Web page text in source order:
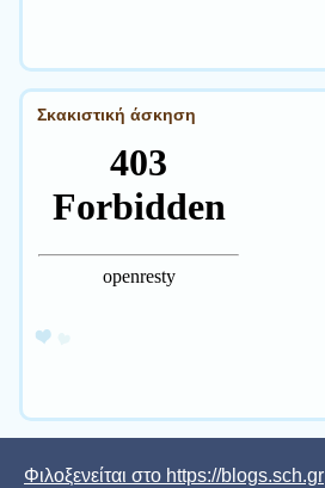
Σκακιστική άσκηση
Φιλοξενείται στο https://blogs.sch.gr